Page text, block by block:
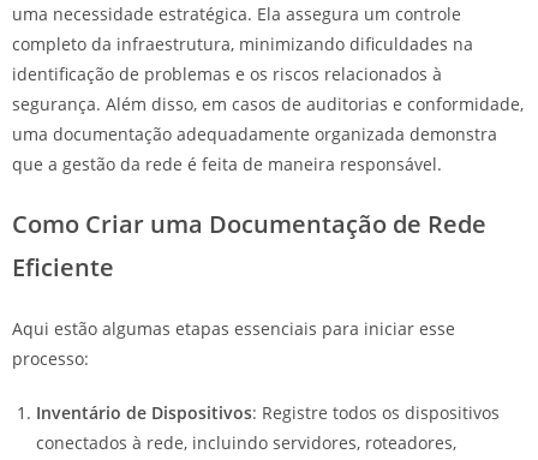
uma necessidade estratégica. Ela assegura um controle
completo da infraestrutura, minimizando dificuldades na
identificação de problemas e os riscos relacionados à
segurança. Além disso, em casos de auditorias e conformidade,
uma documentação adequadamente organizada demonstra
que a gestão da rede é feita de maneira responsável.
Como Criar uma Documentação de Rede
Eficiente
Aqui estão algumas etapas essenciais para iniciar esse
processo:
Inventário de Dispositivos: Registre todos os dispositivos
conectados à rede, incluindo servidores, roteadores,